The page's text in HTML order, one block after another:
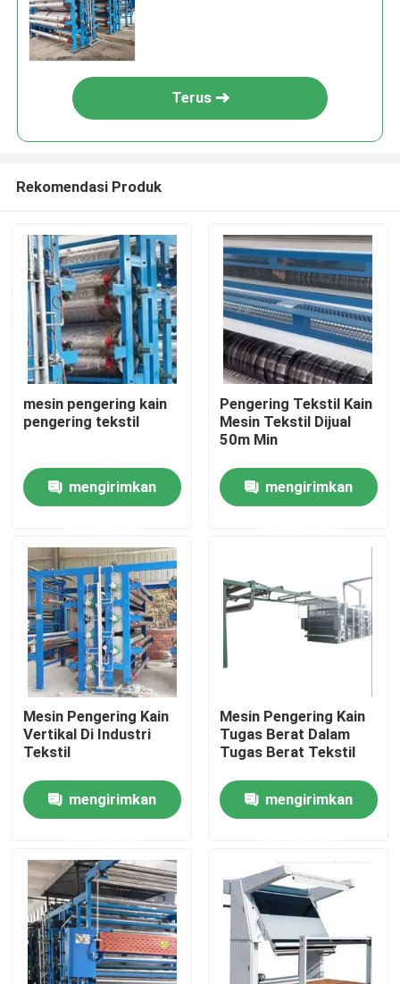
Rumah
Tentang kami
Tur Pabrik
Kontrol kualitas
Hubungi kami
Berita
Permintaan Penawaran
Mesin Pemotong Corduroy
Mesin Singeing Tekstil
Terus
Rekomendasi Produk
mesin pengering kain
pengering tekstil
mengirimkan
Pengering Tekstil Kain
Mesin Tekstil Dijual
50m Min
mengirimkan
Mesin Pengering Kain
Vertikal Di Industri
Tekstil
mengirimkan
Mesin Pengering Kain
Tugas Berat Dalam
Tugas Berat Tekstil
mengirimkan